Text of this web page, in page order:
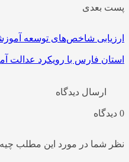
بعدی
شاخص‌های توسعه
فارس با رویکرد عدالت
ارسال دیدگاه
شما در مورد این مطلب چیه؟